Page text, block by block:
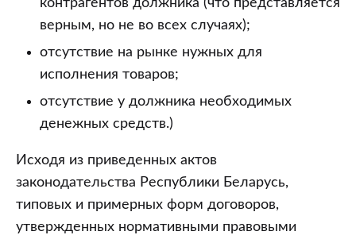
контрагентов должника (что представляется
верным, но не во всех случаях);
отсутствие на рынке нужных для
исполнения товаров;
отсутствие у должника необходимых
денежных средств.)
Исходя из приведенных актов
законодательства Республики Беларусь,
типовых и примерных форм договоров,
утвержденных нормативными правовыми